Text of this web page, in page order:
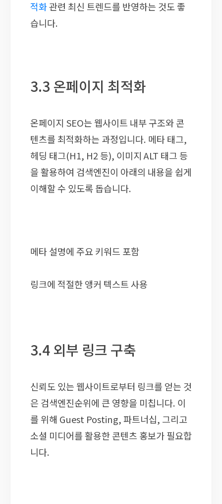
적화관련 최신 트렌드를 반영하는 것도 좋
습니다.
3.3 온페이지 최적화
온페이지 SEO는 웹사이트 내부 구조와 콘
텐츠를 최적화하는 과정입니다. 메타 태그,
헤딩 태그(H1, H2 등), 이미지 ALT 태그 등
을 활용하여 검색엔진이 아래의 내용을 쉽게
이해할 수 있도록 돕습니다.
메타 설명에 주요 키워드 포함
링크에 적절한 앵커 텍스트 사용
3.4 외부 링크 구축
신뢰도 있는 웹사이트로부터 링크를 얻는 것
은 검색엔진순위에 큰 영향을 미칩니다. 이
를 위해 Guest Posting, 파트너십, 그리고
소셜 미디어를 활용한 콘텐츠 홍보가 필요합
니다.